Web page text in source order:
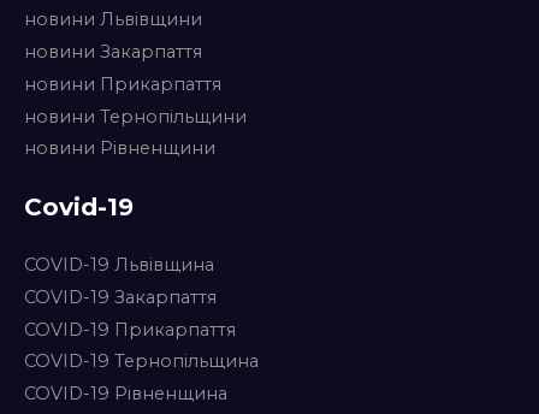
новини Львівщини
новини Закарпаття
новини Прикарпаття
новини Тернопільщини
новини Рівненщини
Covid-19
COVID-19 Львівщина
COVID-19 Закарпаття
COVID-19 Прикарпаття
COVID-19 Тернопільщина
COVID-19 Рівненщина